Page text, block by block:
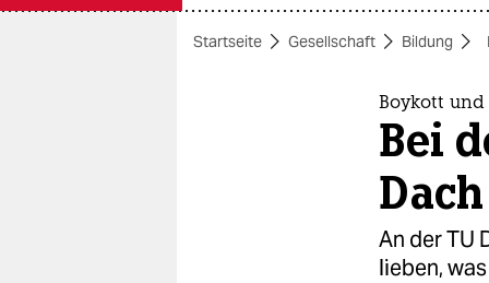
themen
Startseite Gesellschaft Bildung
Boykott und
Bei
Dach
An der TU
lieben,